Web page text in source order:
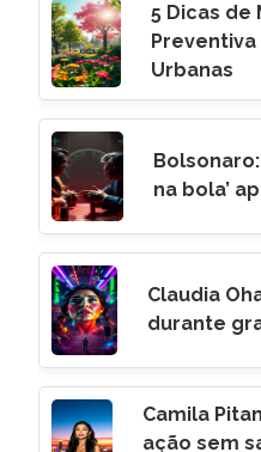
5 Dicas de
Urbanas
na bola’
Claudia
durante
Camila
ação sem